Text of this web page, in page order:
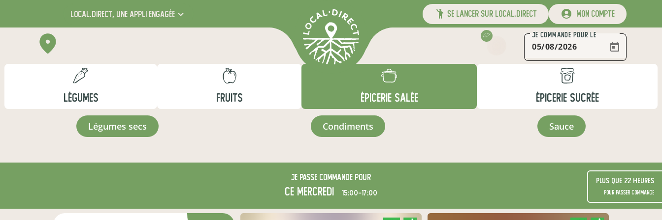
local.direct, une appli engagée se lancer sur local.direct mon compte
JE COMMANDE POUR LE
LÉGUMES FRUITS ÉPICERIE SALÉE ÉPICERIE SUCRÉE
légumes secs condiments sauce
Je passe commande pour
ce mercredi 15:00-17:00
Plus que 22 heures
pour passer commande